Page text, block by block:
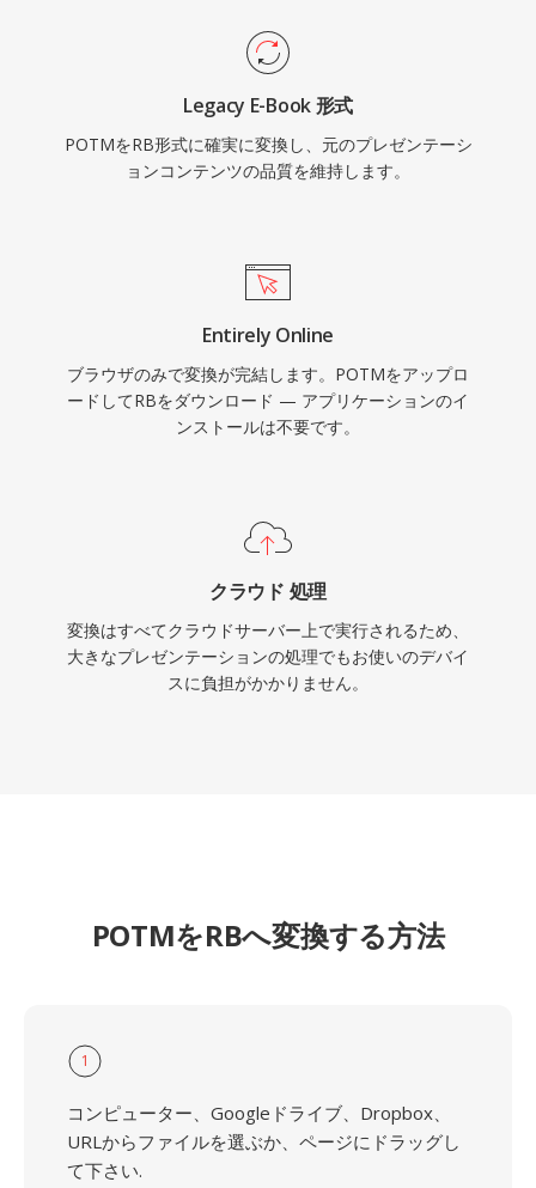
Legacy E-Book 形式
POTMをRB形式に確実に変換し、元のプレゼンテーシ
ョンコンテンツの品質を維持します。
Entirely Online
ブラウザのみで変換が完結します。POTMをアップロ
ードしてRBをダウンロード — アプリケーションのイ
ンストールは不要です。
クラウド 処理
変換はすべてクラウドサーバー上で実行されるため、
大きなプレゼンテーションの処理でもお使いのデバイ
スに負担がかかりません。
POTMをRBへ変換する方法
1
コンピューター、Googleドライブ、Dropbox、
URLからファイルを選ぶか、ページにドラッグし
て下さい.